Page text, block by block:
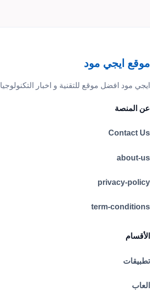
موقع ايجي مود
ايجي مود افضل موقع للتقنية و اخبار التكنولوجيا
عن المنصة
Contact Us
about-us
privacy-policy
term-conditions
الأقسام
تطبيقات
العاب